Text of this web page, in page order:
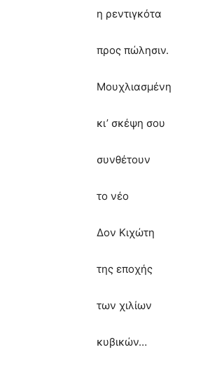
η ρεντιγκότα
προς πώλησιν.
Μουχλιασμένη
κι’ σκέψη σου
συνθέτουν
το νέο
Δον Κιχώτη
της εποχής
των χιλίων
κυβικών…